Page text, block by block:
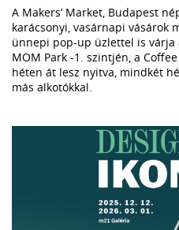
A Makers’ Market, Budapest
karácsonyi, vasárnapi vásárok
ünnepi pop-up üzlettel is várja
MOM Park -1. szintjén, a
héten át lesz nyitva, mindkét
más alkotókkal.